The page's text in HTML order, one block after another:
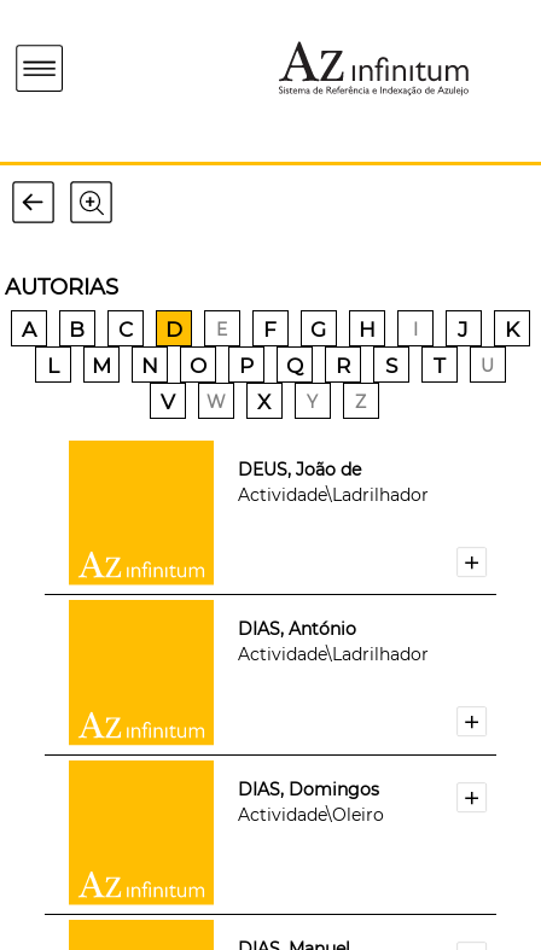
AUTORIAS
A B C D E F G H I J
K
L
M N O P Q R S T U
V W X Y Z
DEUS, João de
Actividade\Ladrilhador
DIAS, António
Actividade\Ladrilhador
DIAS, Domingos
Actividade\Oleiro